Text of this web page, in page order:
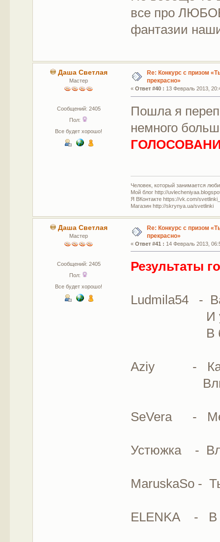
все про
фантазии
Даша Светлая
Мастер
Сообщений: 2405
Пол:
Все будет хорошо!
Re: Конкурс с призом
прекрасно»
«Ответ #40 : 13 Февраль 2013,
Пошла я
немного
Человек, который занимается
Мой блог http://
Я ВКонтакте https://vk.com/
Магазин http://skrynya.ua/svetlinki
Даша Светлая
Мастер
Сообщений: 2405
Пол:
Все будет хорошо!
Re: Конкурс с призом
прекрасно»
«Ответ #41 : 14 Февраль 2013,
Результаты
Ludmila54 -
И у змей
В
Aziy -
SeVera -
Устюжка -
МаruskaSo -
ELENKA - В